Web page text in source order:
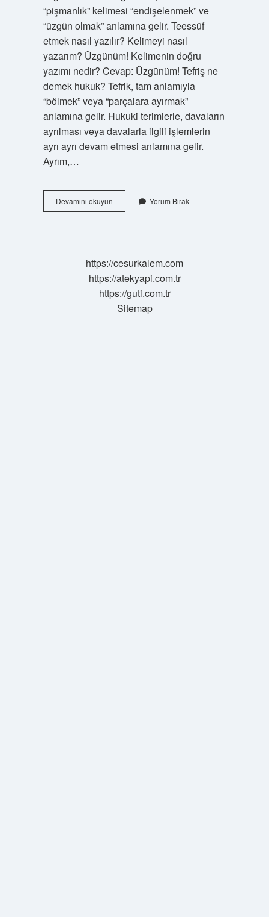
“pişmanlık” kelimesi “endişelenmek” ve
“üzgün olmak” anlamına gelir. Teessüf
etmek nasıl yazılır? Kelimeyi nasıl
yazarım? Üzgünüm! Kelimenin doğru
yazımı nedir? Cevap: Üzgünüm! Tefriş ne
demek hukuk? Tefrik, tam anlamıyla
“bölmek” veya “parçalara ayırmak”
anlamına gelir. Hukuki terimlerle, davaların
ayrılması veya davalarla ilgili işlemlerin
ayrı ayrı devam etmesi anlamına gelir.
Ayrım,…
Devamını okuyunTesüf
Ne
Yorum Bırak
https://cesurkalem.com
https://atekyapi.com.tr
https://guti.com.tr
Sitemap